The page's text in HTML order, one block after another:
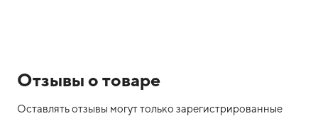
Отзывы о товаре
Оставлять отзывы могут только зарегистрированные